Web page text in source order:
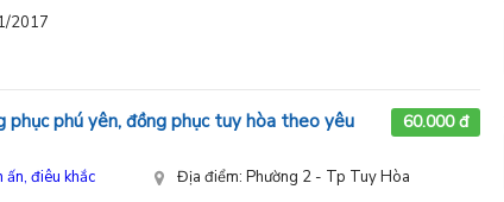
2017
phục phú yên, đồng phục tuy hòa theo yêu 60.000 đ
ấn, điêu khắc Địa điểm: Phường 2 - Tp Tuy Hòa